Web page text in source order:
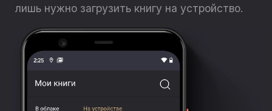
лишь нужно загрузить книгу на устройство.